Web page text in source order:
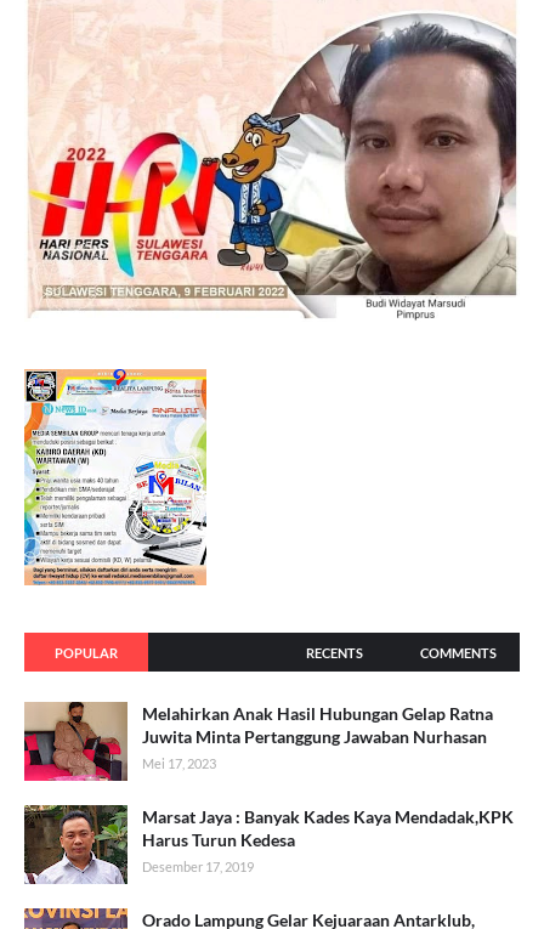
POPULAR RECENTS COMMENTS
Melahirkan Anak Hasil Hubungan Gelap Ratna
Juwita Minta Pertanggung Jawaban Nurhasan
Mei 17, 2023
Marsat Jaya : Banyak Kades Kaya Mendadak,KPK
Harus Turun Kedesa
Desember 17, 2019
Orado Lampung Gelar Kejuaraan Antarklub,